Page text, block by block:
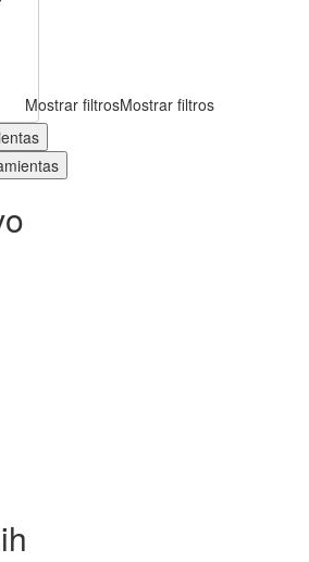
Mostrar filtrosMostrar filtros